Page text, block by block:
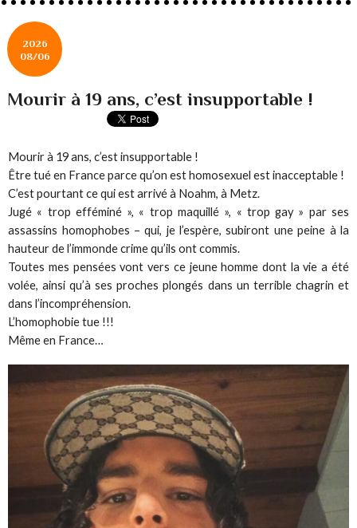
2026
08/06
Mourir à 19 ans, c’est insupportable !
Mourir à 19 ans, c’est insupportable !
Être tué en France parce qu’on est homosexuel est inacceptable !
C’est pourtant ce qui est arrivé à Noahm, à Metz.
Jugé « trop efféminé », « trop maquillé », « trop gay » par ses
assassins homophobes – qui, je l’espère, subiront une peine à la
hauteur de l’immonde crime qu’ils ont commis.
Toutes mes pensées vont vers ce jeune homme dont la vie a été
volée, ainsi qu’à ses proches plongés dans un terrible chagrin et
dans l’incompréhension.
L’homophobie tue !!!
Même en France…